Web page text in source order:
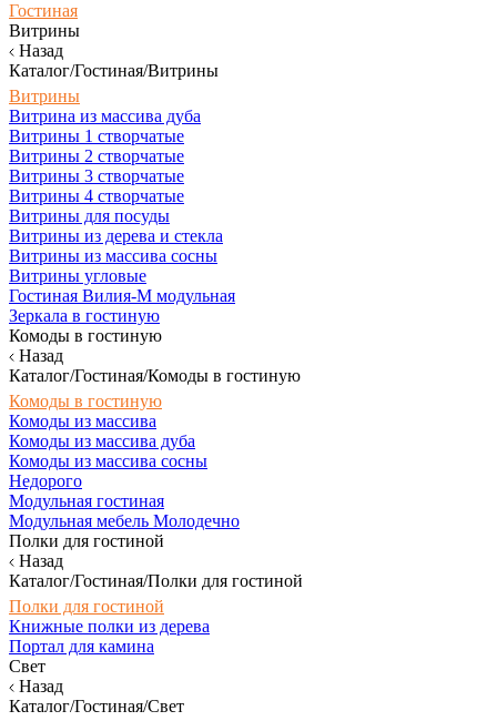
Гостиная
Витрины
Назад
Каталог/Гостиная/Витрины
Витрины
Витрина из массива дуба
Витрины 1 створчатые
Витрины 2 створчатые
Витрины 3 створчатые
Витрины 4 створчатые
Витрины для посуды
Витрины из дерева и стекла
Витрины из массива сосны
Витрины угловые
Гостиная Вилия-М модульная
Зеркала в гостиную
Комоды в гостиную
Назад
Каталог/Гостиная/Комоды в гостиную
Комоды в гостиную
Комоды из массива
Комоды из массива дуба
Комоды из массива сосны
Недорого
Модульная гостиная
Модульная мебель Молодечно
Полки для гостиной
Назад
Каталог/Гостиная/Полки для гостиной
Полки для гостиной
Книжные полки из дерева
Портал для камина
Свет
Назад
Каталог/Гостиная/Свет